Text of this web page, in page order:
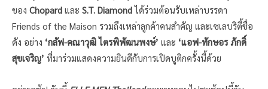
ของ Chopard และ S.T. Diamondได้ร่วมต้อนรับเหล่าบรรดา
Friends of the Maison รวมถึงเหล่าลูกค้าคนสำคัญ และเซเลบริตี้ชื่อ
ดัง อย่าง ‘กลัฟ-คณาวุฒิ ไตรพิพัฒนพงษ์’ และ ‘แอฟ-ทักษอร ภักดิ์
สุขเจริญ’ ที่มาร่วมแสดงความยินดีกับการเปิดบูติกครั้งนี้ด้วย